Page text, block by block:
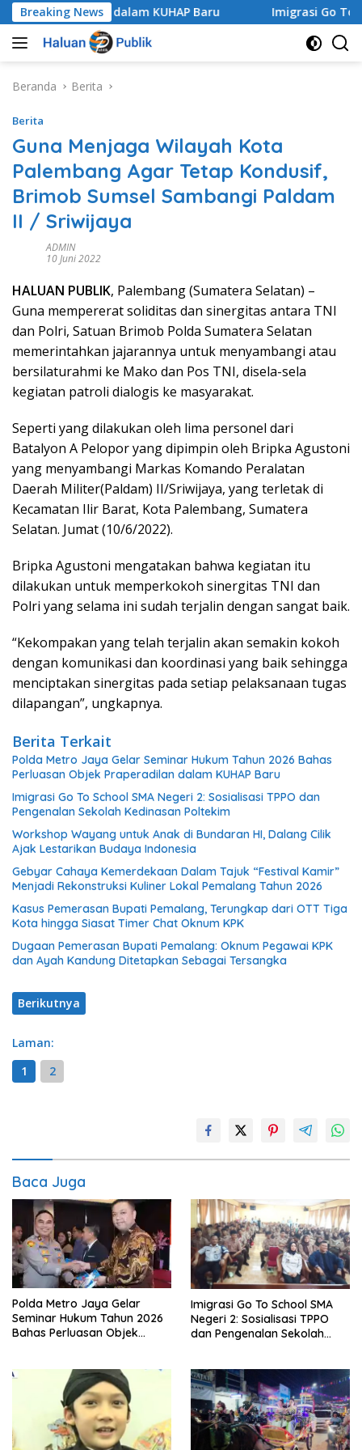
Langsung
ke
konten
Breaking Newsdalam KUHAP Baru Imigrasi Go To School
Beranda Berita
Berita
Guna Menjaga Wilayah Kota
Palembang Agar Tetap Kondusif,
Brimob Sumsel Sambangi Paldam
II / Sriwijaya
ADMIN
10 Juni 2022
HALUAN PUBLIK, Palembang (Sumatera Selatan) –
Guna mempererat soliditas dan sinergitas antara TNI
dan Polri, Satuan Brimob Polda Sumatera Selatan
memerintahkan jajarannya untuk menyambangi atau
bersilaturahmi ke Mako dan Pos TNI, disela-sela
kegiatan patroli dialogis ke masyarakat.
Seperti yang dilakukan oleh lima personel dari
Batalyon A Pelopor yang dipimpin oleh Bripka Agustoni
yang menyambangi Markas Komando Peralatan
Daerah Militer(Paldam) II/Sriwijaya, yang terletak di
Kecamatan Ilir Barat, Kota Palembang, Sumatera
Selatan. Jumat (10/6/2022).
Bripka Agustoni mengatakan bahwa kegiatan itu
dilakukan untuk memperkokoh sinergitas TNI dan
Polri yang selama ini sudah terjalin dengan sangat baik.
“Kekompakan yang telah terjalin akan semakin kokoh
dengan komunikasi dan koordinasi yang baik sehingga
menciptakan sinergitas pada setiap pelaksanaan tugas
dilapangan”, ungkapnya.
Berita Terkait
Polda Metro Jaya Gelar Seminar Hukum Tahun 2026 Bahas
Perluasan Objek Praperadilan dalam KUHAP Baru
Imigrasi Go To School SMA Negeri 2: Sosialisasi TPPO dan
Pengenalan Sekolah Kedinasan Poltekim
Workshop Wayang untuk Anak di Bundaran HI, Dalang Cilik
Ajak Lestarikan Budaya Indonesia
Gebyar Cahaya Kemerdekaan Dalam Tajuk “Festival Kamir”
Menjadi Rekonstruksi Kuliner Lokal Pemalang Tahun 2026
Kasus Pemerasan Bupati Pemalang, Terungkap dari OTT Tiga
Kota hingga Siasat Timer Chat Oknum KPK
Dugaan Pemerasan Bupati Pemalang: Oknum Pegawai KPK
dan Ayah Kandung Ditetapkan Sebagai Tersangka
Berikutnya
Laman:
1
2
Baca Juga
Polda Metro Jaya Gelar
Seminar Hukum Tahun 2026
Bahas Perluasan Objek
Imigrasi Go To School SMA
Negeri 2: Sosialisasi TPPO
dan Pengenalan Sekolah